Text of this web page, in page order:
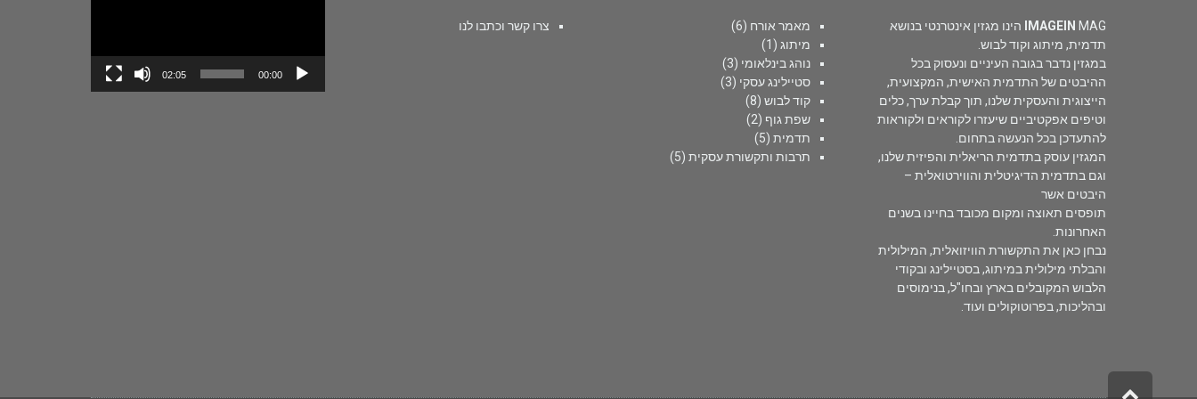
IMAGEIN
MAG הינו מגזין אינטרנטי בנושא
תדמית, מיתוג וקוד לבוש.
במגזין נדבר בגובה העיניים ונעסוק בכל
ההיבטים של התדמית האישית, המקצועית,
הייצוגית והעסקית שלנו, תוך קבלת ערך, כלים
וטיפים אפקטיביים שיעזרו לקוראים ולקוראות
להתעדכן בכל הנעשה בתחום.
המגזין עוסק בתדמית הריאלית והפיזית שלנו,
וגם בתדמית הדיגיטלית והווירטואלית –
היבטים אשר
תופסים תאוצה ומקום מכובד בחיינו בשנים
האחרונות.
נבחן כאן את התקשורת הוויזואלית, המילולית
והבלתי מילולית במיתוג, בסטיילינג ובקודי
הלבוש המקובלים בארץ ובחו"ל, בנימוסים
ובהליכות, בפרוטוקולים ועוד.
מאמר אורח (6)
מיתוג (1)
נוהג בינלאומי (3)
סטיילינג עסקי (3)
קוד לבוש (8)
שפת גוף (2)
תדמית (5)
תרבות ותקשורת עסקית (5)
צרו קשר וכתבו לנו
00:00
02:05
גלילה